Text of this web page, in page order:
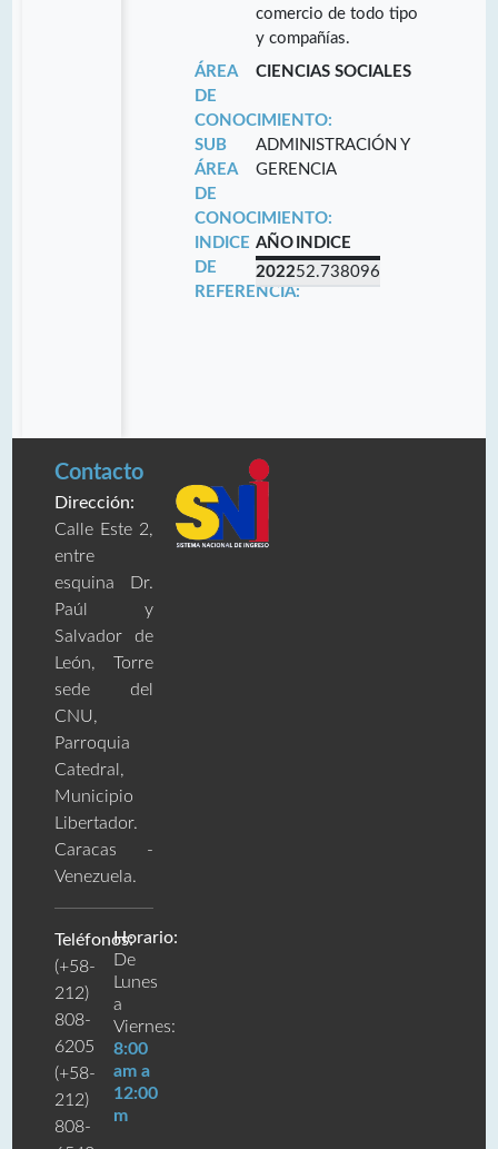
comercio de todo tipo
y compañías.
ÁREA
DE
CONOCIMIENTO:
CIENCIAS SOCIALES
SUB
ÁREA
DE
CONOCIMIENTO:
ADMINISTRACIÓN Y
GERENCIA
INDICE
DE
REFERENCIA:
AÑO INDICE
202252.738096
Contacto
Dirección:
Calle Este 2,
entre
esquina Dr.
Paúl y
Salvador de
León, Torre
sede del
CNU,
Parroquia
Catedral,
Municipio
Libertador.
Caracas -
Venezuela.
Teléfonos:
(+58-
212)
808-
6205
(+58-
212)
808-
Horario:
De
Lunes
a
Viernes:
8:00
am a
12:00
m